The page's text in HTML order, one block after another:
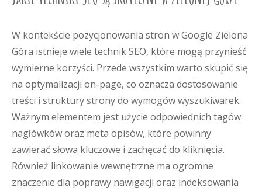
W kontekście pozycjonowania stron w Google Zielona
Góra istnieje wiele technik SEO, które mogą przynieść
wymierne korzyści. Przede wszystkim warto skupić się
na optymalizacji on-page, co oznacza dostosowanie
treści i struktury strony do wymogów wyszukiwarek.
Ważnym elementem jest użycie odpowiednich tagów
nagłówków oraz meta opisów, które powinny
zawierać słowa kluczowe i zachęcać do kliknięcia.
Również linkowanie wewnętrzne ma ogromne
znaczenie dla poprawy nawigacji oraz indeksowania